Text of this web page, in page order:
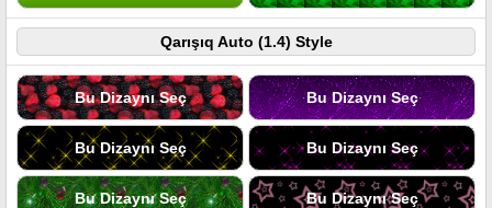
Qarışıq Auto (1.4) Style
Bu Dizaynı Seç Bu Dizaynı Seç
Bu Dizaynı Seç Bu Dizaynı Seç
Bu Dizaynı Seç Bu Dizaynı Seç